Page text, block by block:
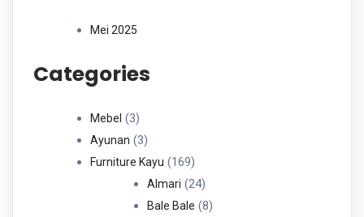
Mei 2025
Categories
Mebel 33
Produk
Ayunan 33
Produk
Furniture Kayu 169169
Produk
Almari 2424
Produk
Bale Bale 88